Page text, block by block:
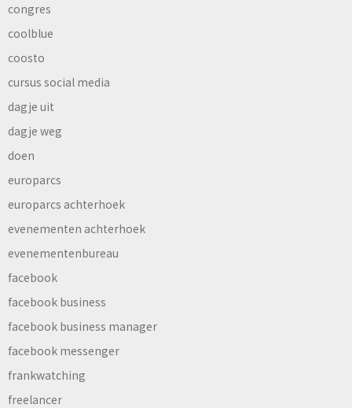
congres
coolblue
coosto
cursus social media
dagje uit
dagje weg
doen
europarcs
europarcs achterhoek
evenementen achterhoek
evenementenbureau
facebook
facebook business
facebook business manager
facebook messenger
frankwatching
freelancer